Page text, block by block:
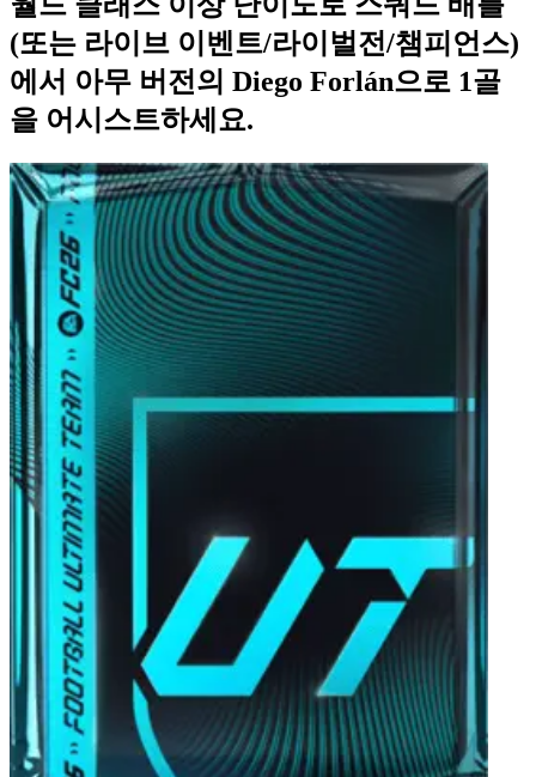
(또는 라이브 이벤트/라이벌전/챔피언스)
에서 아무 버전의 Diego Forlán으로 1골
을 어시스트하세요.